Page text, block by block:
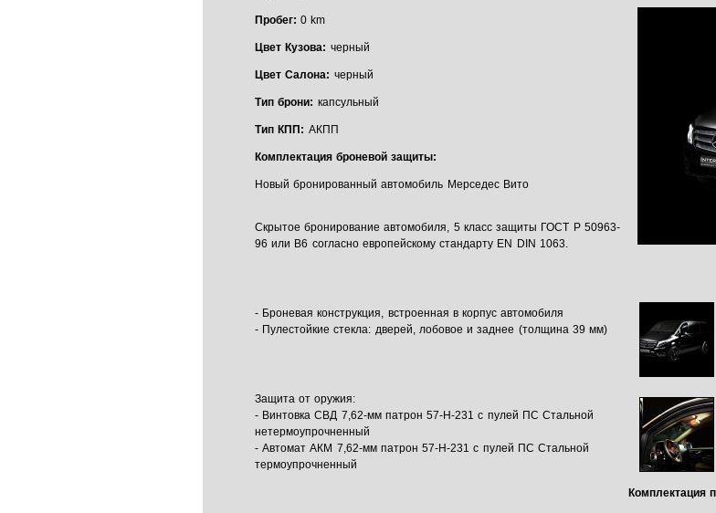
Пробег:0 km
Цвет Кузова: черный
Цвет Салона: черный
Тип брони: капсульный
Тип КПП: АКПП
Комплектация броневой защиты:
Новый бронированный автомобиль Мерседес Вито
Скрытое бронирование автомобиля, 5 класс защиты ГОСТ Р 50963-
96 или В6 согласно европейскому стандарту EN DIN 1063.
- Броневая конструкция, встроенная в корпус автомобиля
- Пулестойкие стекла: дверей, лобовое и заднее (толщина 39 мм)
Защита от оружия:
- Винтовка СВД 7,62-мм патрон 57-Н-231 с пулей ПС Стальной
нетермоупрочненный
- Автомат АКМ 7,62-мм патрон 57-Н-231 с пулей ПС Стальной
термоупрочненный
Комплектация